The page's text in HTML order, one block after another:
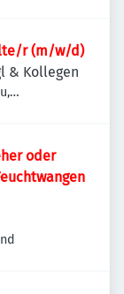
r (m/w/d)
& Kollegen
oder